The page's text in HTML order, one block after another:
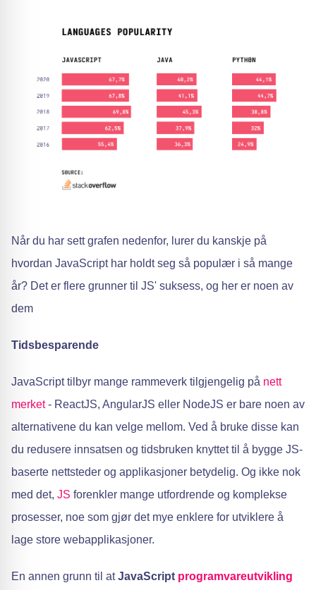
Når du har sett grafen nedenfor, lurer du kanskje på
hvordan JavaScript har holdt seg så populær i så mange
år? Det er flere grunner til JS' suksess, og her er noen av
dem
Tidsbesparende
JavaScript tilbyr mange rammeverk tilgjengelig på nett
merket- ReactJS, AngularJS eller NodeJS er bare noen av
alternativene du kan velge mellom. Ved å bruke disse kan
du redusere innsatsen og tidsbruken knyttet til å bygge JS-
baserte nettsteder og applikasjoner betydelig. Og ikke nok
med det, JS forenkler mange utfordrende og komplekse
prosesser, noe som gjør det mye enklere for utviklere å
lage store webapplikasjoner.
En annen grunn til atJavaScript programvareutvikling